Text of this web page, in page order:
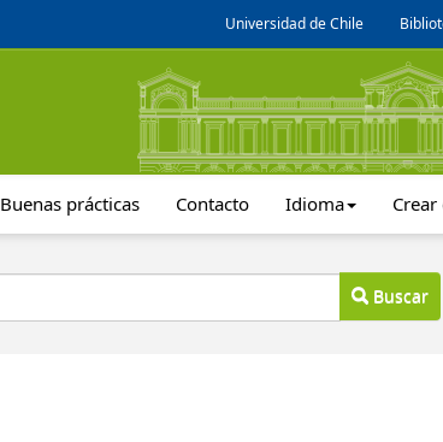
Universidad de Chile
Buenas prácticas Contacto Idioma
Buscar